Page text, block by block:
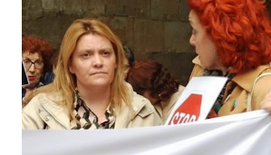
yo hacíamos risas ante la casualidad de las
Euskadi era de nuevo pionera. Ibarretxe
en Ajuria Enea y no paraba de contar a
Euskal Herria era un pueblo con 7.000
Por fin llegaba la arqueología para
Tuvo que ser su consejera de Cultura y